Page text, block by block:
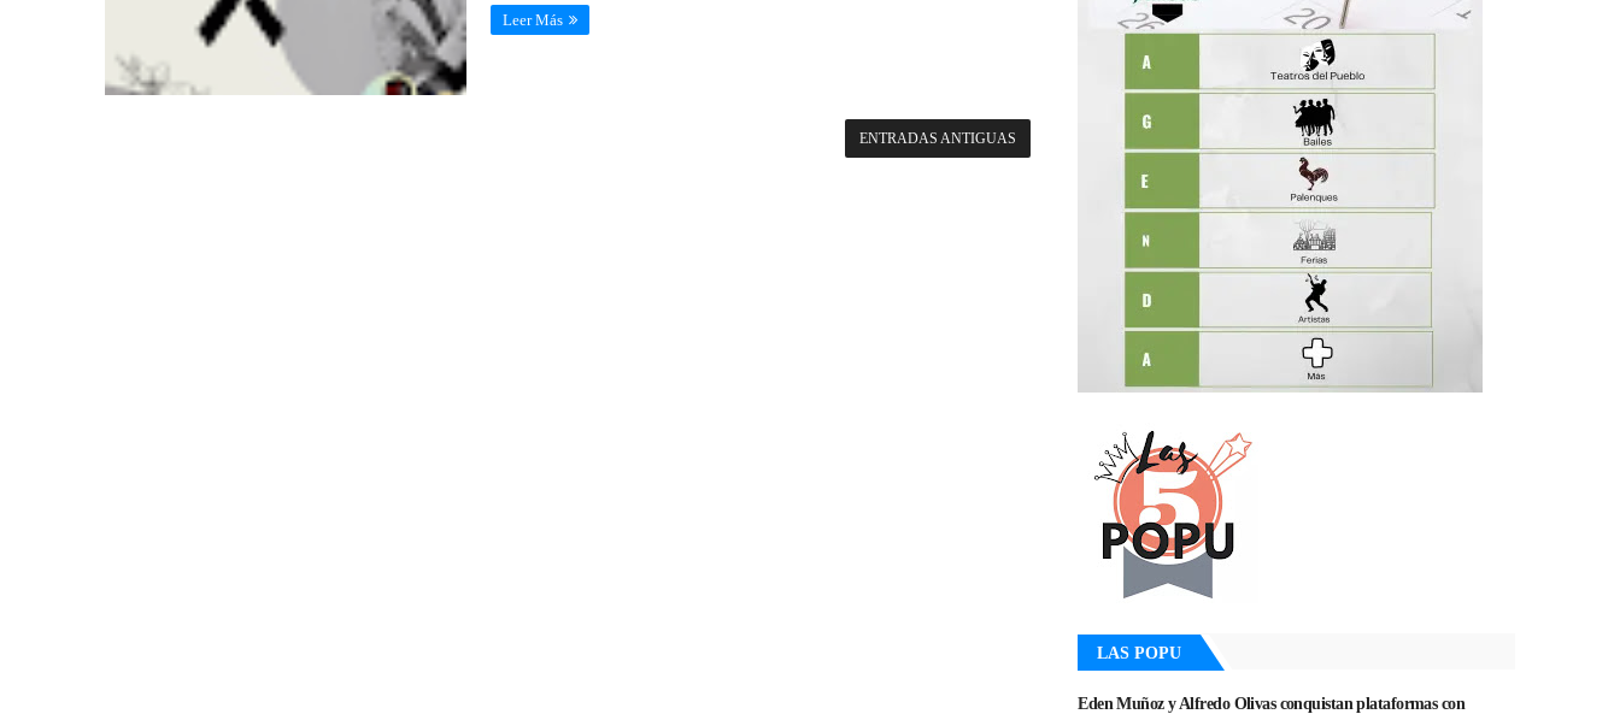
Leer Más
ENTRADAS ANTIGUAS
LAS POPU
Eden Muñoz y Alfredo Olivas conquistan plataformas con